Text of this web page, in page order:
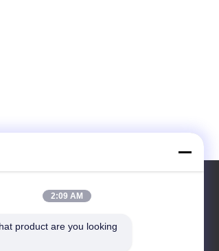
2:09 AM
product are you looking